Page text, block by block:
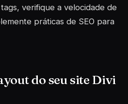
verifique a velocidade de
práticas de SEO para
do seu site Divi